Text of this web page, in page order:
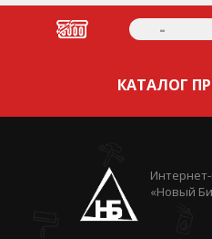
-
КАТАЛОГ
«Новый